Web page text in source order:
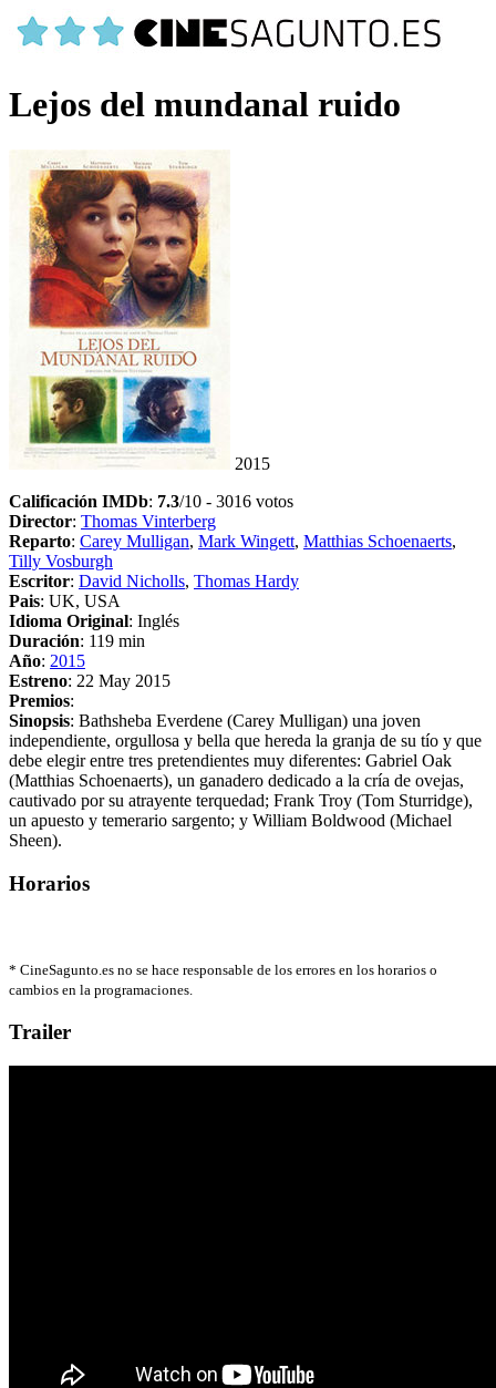
Lejos del mundanal ruido
2015
Calificación IMDb: 7.3/10 - 3016 votos
Director: Thomas Vinterberg
Reparto: Carey Mulligan, Mark Wingett, Matthias Schoenaerts,
Tilly Vosburgh
Escritor: David Nicholls, Thomas Hardy
Pais: UK, USA
Idioma Original: Inglés
Duración: 119 min
Año: 2015
Estreno: 22 May 2015
Premios:
Sinopsis: Bathsheba Everdene (Carey Mulligan) una joven
independiente, orgullosa y bella que hereda la granja de su tío y que
debe elegir entre tres pretendientes muy diferentes: Gabriel Oak
(Matthias Schoenaerts), un ganadero dedicado a la cría de ovejas,
cautivado por su atrayente terquedad; Frank Troy (Tom Sturridge),
un apuesto y temerario sargento; y William Boldwood (Michael
Sheen).
Horarios
* CineSagunto.es no se hace responsable de los errores en los horarios o
cambios en la programaciones.
Trailer